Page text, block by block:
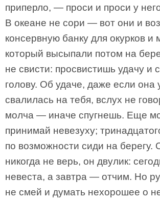
приперло, — проси и проси у
В океане не сори — вот они и
консервную банку для окурков и
который высыпали потом на
не свисти: просвистишь удачу и
голову. Об удаче, даже если она
свалилась на тебя, вслух не
молча — иначе спугнешь. Еще
принимай невезуху;
по возможности сиди на берегу.
никогда не верь, он двулик:
невеста, а завтра — отчим. Но
не смей и думать нехорошее о